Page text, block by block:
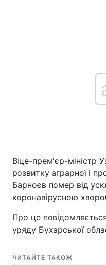
Віце-прем'єр-міністр
розвитку аграрної і
Барноєв помер від
коронавірусною
Про це
уряду Бухарської
ЧИТАЙТЕ ТАКОЖ